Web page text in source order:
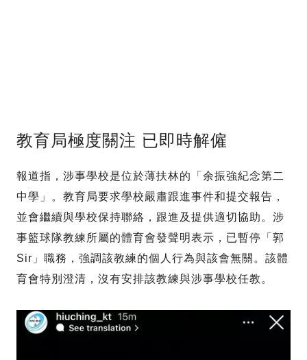
教育局極度關注 已即時解僱
報道指，涉事學校是位於薄扶林的「余振強紀念第二
中學」。教育局要求學校嚴肅跟進事件和提交報告，
並會繼續與學校保持聯絡，跟進及提供適切協助。涉
事籃球隊教練所屬的體育會發聲明表示，已暫停「郭
Sir」職務，強調該教練的個人行為與該會無關。該體
育會特別澄清，沒有安排該教練與涉事學校任教。